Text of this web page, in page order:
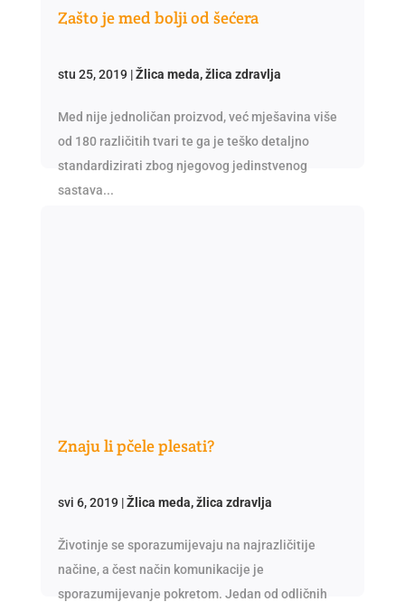
Zašto je med bolji od šećera
stu 25, 2019|Žlica meda, žlica zdravlja
Med nije jednoličan proizvod, već mješavina više
od 180 različitih tvari te ga je teško detaljno
standardizirati zbog njegovog jedinstvenog
sastava...
Znaju li pčele plesati?
svi 6, 2019|Žlica meda, žlica zdravlja
Životinje se sporazumijevaju na najrazličitije
načine, a čest način komunikacije je
sporazumijevanje pokretom. Jedan od odličnih